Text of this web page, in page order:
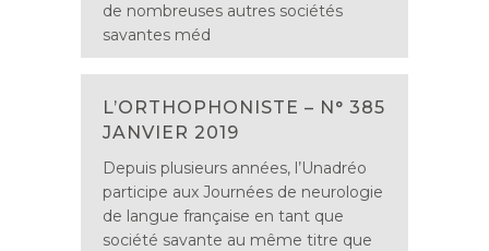
de nombreuses autres sociétés
savantes méd
L’ORTHOPHONISTE – N° 385
JANVIER 2019
Depuis plusieurs années, l’Unadréo
participe aux Journées de neurologie
de langue française en tant que
société savante au même titre que